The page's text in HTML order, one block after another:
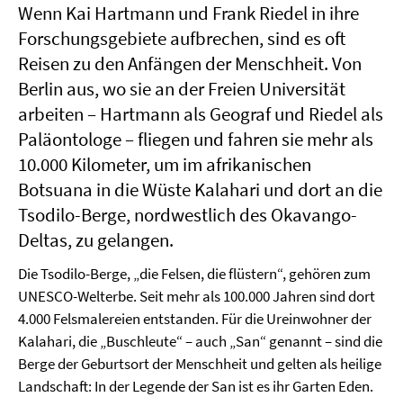
Wenn Kai Hartmann und Frank Riedel in ihre
Forschungsgebiete aufbrechen, sind es oft
Reisen zu den Anfängen der Menschheit. Von
Berlin aus, wo sie an der Freien Universität
arbeiten – Hartmann als Geograf und Riedel als
Paläontologe – fliegen und fahren sie mehr als
10.000 Kilometer, um im afrikanischen
Botsuana in die Wüste Kalahari und dort an die
Tsodilo-Berge, nordwestlich des Okavango-
Deltas, zu gelangen.
Die Tsodilo-Berge, „die Felsen, die flüstern“, gehören zum
UNESCO-Welterbe. Seit mehr als 100.000 Jahren sind dort
4.000 Felsmalereien entstanden. Für die Ureinwohner der
Kalahari, die „Buschleute“ – auch „San“ genannt – sind die
Berge der Geburtsort der Menschheit und gelten als heilige
Landschaft: In der Legende der San ist es ihr Garten Eden.